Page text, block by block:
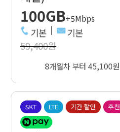
100GB+5Mbps
기본 기본
59,400원
8개월차 부터 45,100원
SKT LTE 기간 할인 추천